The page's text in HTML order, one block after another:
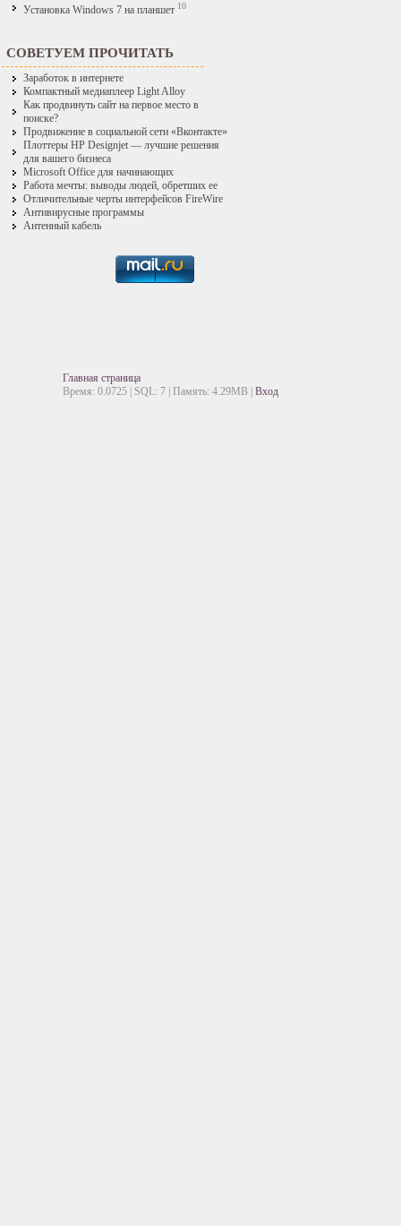
Установка Windows 7 на планшет 10
СОВЕТУЕМ ПРОЧИТАТЬ
Заработок в интернете
Компактный медиаплеер Light Alloy
Как продвинуть сайт на первое место в
поиске?
Продвижение в социальной сети «Вконтакте»
Плоттеры HP Designjet — лучшие решения
для вашего бизнеса
Microsoft Office для начинающих
Работа мечты: выводы людей, обретших ее
Отличительные черты интерфейсов FireWire
Антивирусные программы
Антенный кабель
Главная страница
Время: 0.0725 | SQL: 7 | Память: 4.29MB Вход